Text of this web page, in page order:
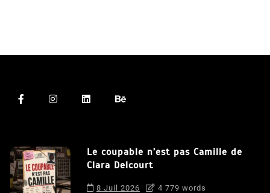
Le coupable n’est pas Camille de
Clara Delcourt
8 Juil 2026 4 779 words